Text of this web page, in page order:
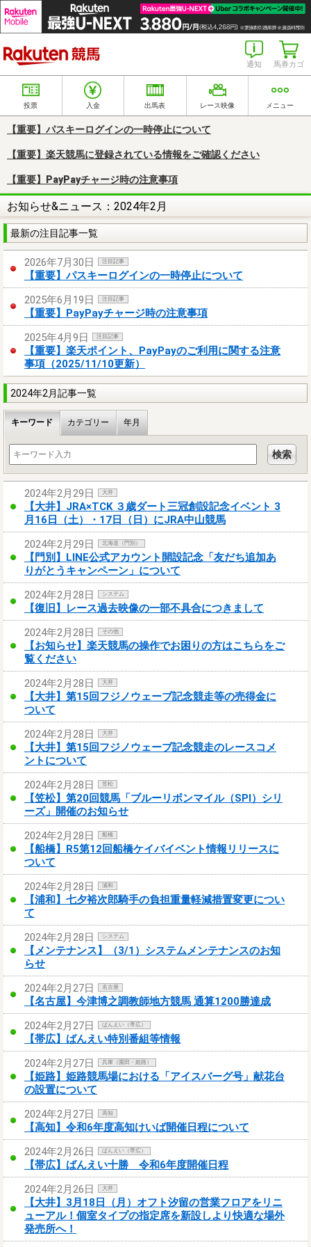
馬券カゴ
通知
投票 入金 出馬表 レース映像 メニュー
【重要】パスキーログインの一時停止について
【重要】楽天競馬に登録されている情報をご確認ください
【重要】PayPayチャージ時の注意事項
お知らせ&ニュース：2024年2月
最新の注目記事一覧
2026年7月30日 注目記事
【重要】パスキーログインの一時停止について
2025年6月19日
注目記事
【重要】PayPayチャージ時の注意事項
2025年4月9日
注目記事
【重要】楽天ポイント、PayPayのご利用に関する注意
事項（2025/11/10更新）
2024年2月記事一覧
キーワード カテゴリー 年月
2024年2月29日 大井
【大井】JRA×TCK ３歳ダート三冠創設記念イベント 3
月16日（土）・17日（日）にJRA中山競馬
2024年2月29日
北海道（門別）
【門別】LINE公式アカウント開設記念「友だち追加あ
りがとうキャンペーン」について
2024年2月28日
システム
【復旧】レース過去映像の一部不具合につきまして
2024年2月28日
その他
【お知らせ】楽天競馬の操作でお困りの方はこちらをご
覧ください
2024年2月28日
大井
【大井】第15回フジノウェーブ記念競走等の売得金に
ついて
2024年2月28日
大井
【大井】第15回フジノウェーブ記念競走のレースコメ
ントについて
2024年2月28日
笠松
【笠松】第20回競馬「ブルーリボンマイル（SPI）シリ
ーズ」開催のお知らせ
2024年2月28日
船橋
【船橋】R5第12回船橋ケイバイベント情報リリースに
ついて
2024年2月28日
浦和
【浦和】七夕裕次郎騎手の負担重量軽減措置変更につい
て
2024年2月28日
システム
【メンテナンス】（3/1）システムメンテナンスのお知
らせ
2024年2月27日
名古屋
【名古屋】今津博之調教師地方競馬 通算1200勝達成
2024年2月27日
ばんえい（帯広）
【帯広】ばんえい特別番組等情報
2024年2月27日
兵庫（園田・姫路）
【姫路】姫路競馬場における「アイスバーグ号」献花台
の設置について
2024年2月27日
高知
【高知】令和6年度高知けいば開催日程について
2024年2月26日
ばんえい（帯広）
【帯広】ばんえい十勝 令和6年度開催日程
2024年2月26日
大井
【大井】3月18日（月）オフト汐留の営業フロアをリニ
ューアル！個室タイプの指定席を新設しより快適な場外
発売所へ！